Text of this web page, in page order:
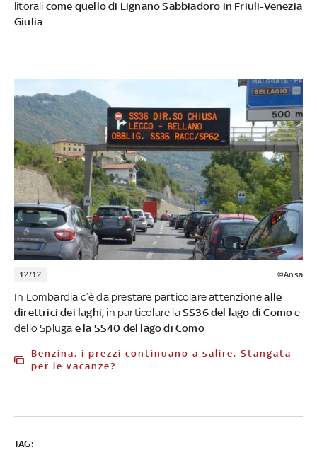
litorali come quello di Lignano Sabbiadoro in Friuli-Venezia
Giulia
12/12 ©Ansa
In Lombardia c’è da prestare particolare attenzionealle
direttrici dei laghi, in particolare laSS36 del lago di Comoe
dello Spluga e la SS40 del lago di Como
Benzina, i prezzi continuano a salire. Stangata
per le vacanze?
TAG: